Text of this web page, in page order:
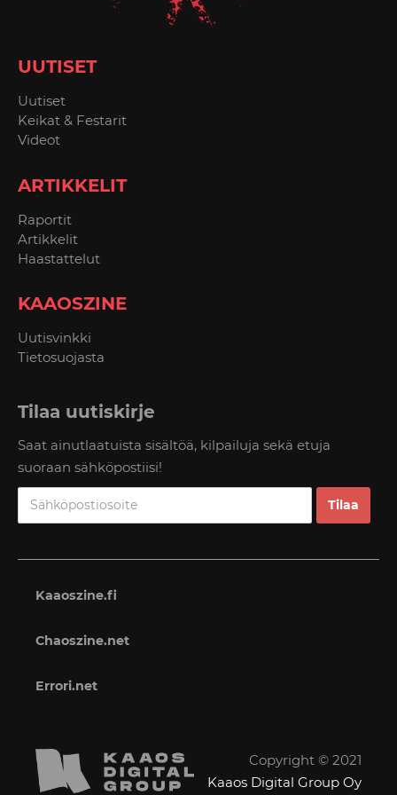
UUTISET
Uutiset
Keikat & Festarit
Videot
ARTIKKELIT
Raportit
Artikkelit
Haastattelut
KAAOSZINE
Uutisvinkki
Tietosuojasta
Tilaa uutiskirje
Saat ainutlaatuista sisältöä, kilpailuja sekä etuja
suoraan sähköpostiisi!
Kaaoszine.fi
Chaoszine.net
Errori.net
Copyright © 2021
Kaaos Digital Group Oy